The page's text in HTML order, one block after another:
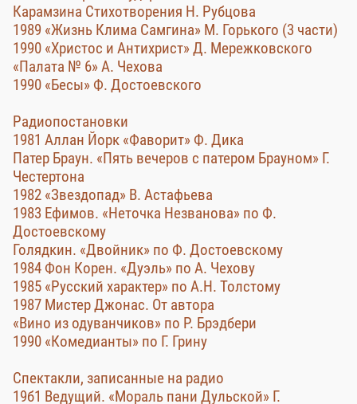
Карамзина Стихотворения Н. Рубцова
1989 «Жизнь Клима Самгина» М. Горького (3 части)
1990 «Христос и Антихрист» Д. Мережковского
«Палата № 6» А. Чехова
1990 «Бесы» Ф. Достоевского
Радиопостановки
1981 Аллан Йорк «Фаворит» Ф. Дика
Патер Браун. «Пять вечеров с патером Брауном» Г.
Честертона
1982 «Звездопад» В. Астафьева
1983 Ефимов. «Неточка Незванова» по Ф.
Достоевскому
Голядкин. «Двойник» по Ф. Достоевскому
1984 Фон Корен. «Дуэль» по А. Чехову
1985 «Русский характер» по А.Н. Толстому
1987 Мистер Джонас. От автора
«Вино из одуванчиков» по Р. Брэдбери
1990 «Комедианты» по Г. Грину
Спектакли, записанные на радио
19б1 Ведущий. «Мораль пани Дульской» Г.